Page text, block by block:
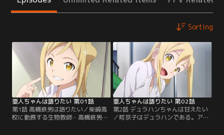
Sorting
亜人ちゃんは語りたい 第01話
第1話 高橋鉄男は語りたい／柴崎高
校に勤務する生物教師・高橋鉄男
亜人ちゃんは語りたい 第02話
第2話 デュラハンちゃんは甘えたい
／町京子はデュラハンである。アイ